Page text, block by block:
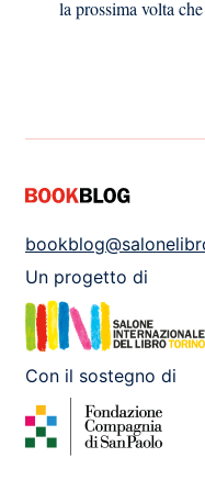
la prossima volta
Un progetto di
Con il sostegno di